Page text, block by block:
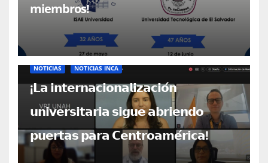
miembros!
NOTICIAS NOTICIAS INCA
¡𝗟𝗮 𝗶𝗻𝘁𝗲𝗿𝗻𝗮𝗰𝗶𝗼𝗻𝗮𝗹𝗶𝘇𝗮𝗰𝗶𝗼́𝗻
𝘂𝗻𝗶𝘃𝗲𝗿𝘀𝗶𝘁𝗮𝗿𝗶𝗮 𝘀𝗶𝗴𝘂𝗲 𝗮𝗯𝗿𝗶𝗲𝗻𝗱𝗼
𝗽𝘂𝗲𝗿𝘁𝗮𝘀 𝗽𝗮𝗿𝗮 𝗖𝗲𝗻𝘁𝗿𝗼𝗮𝗺𝗲́𝗿𝗶𝗰𝗮!